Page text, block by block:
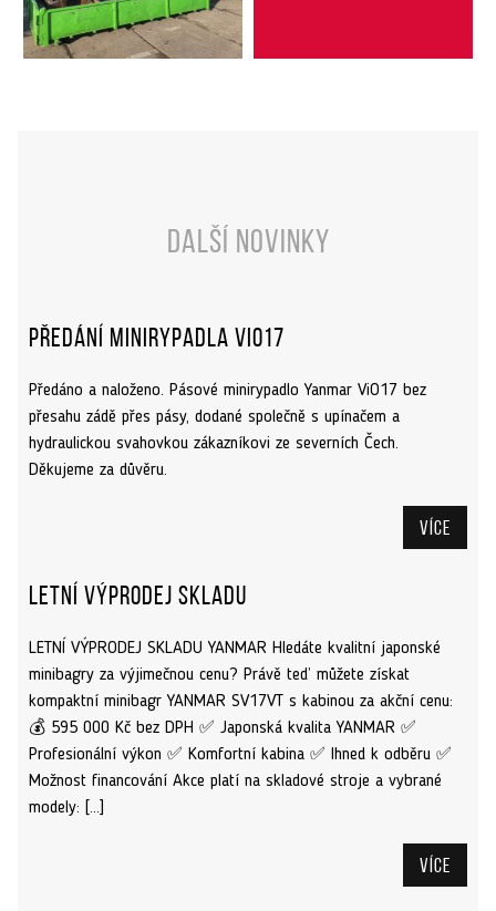
Další novinky
Předání minirypadla ViO17
Předáno a naloženo. Pásové minirypadlo Yanmar ViO17 bez
přesahu zádě přes pásy, dodané společně s upínačem a
hydraulickou svahovkou zákazníkovi ze severních Čech.
Děkujeme za důvěru.
Více
Letní výprodej skladu
LETNÍ VÝPRODEJ SKLADU YANMAR Hledáte kvalitní japonské
minibagry za výjimečnou cenu? Právě teď můžete získat
kompaktní minibagr YANMAR SV17VT s kabinou za akční cenu:
💰 595 000 Kč bez DPH ✅ Japonská kvalita YANMAR ✅
Profesionální výkon ✅ Komfortní kabina ✅ Ihned k odběru ✅
Možnost financování Akce platí na skladové stroje a vybrané
modely: […]
Více